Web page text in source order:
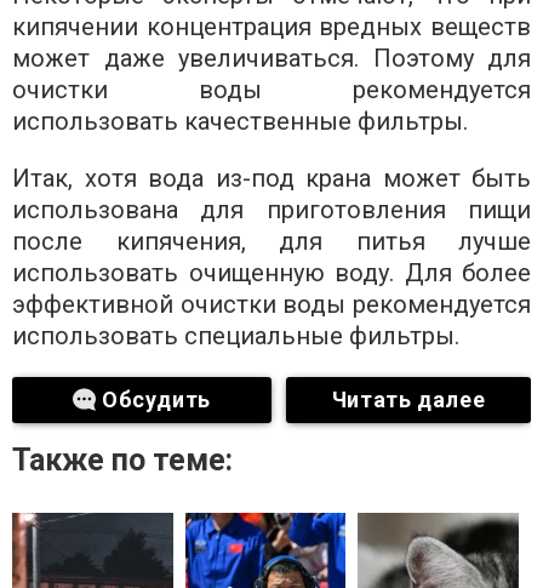
кипячении концентрация вредных веществ
может даже увеличиваться. Поэтому для
очистки воды рекомендуется
использовать качественные фильтры.
Итак, хотя вода из-под крана может быть
использована для приготовления пищи
после кипячения, для питья лучше
использовать очищенную воду. Для более
эффективной очистки воды рекомендуется
использовать специальные фильтры.
Обсудить Читать далее
Также по теме: